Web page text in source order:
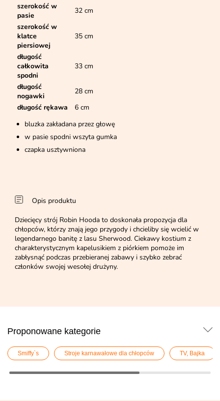
szerokość w
pasie
32 cm
szerokość w
klatce
piersiowej
35 cm
długość
całkowita
spodni
33 cm
długość
nogawki
28 cm
długość rękawa
6 cm
bluzka zakładana przez głowę
w pasie spodni wszyta gumka
czapka usztywniona
Opis produktu
Dziecięcy strój Robin Hooda to doskonała propozycja dla
chłopców, którzy znają jego przygody i chcieliby się wcielić w
legendarnego banitę z lasu Sherwood. Ciekawy kostium z
charakterystycznym kapelusikiem z piórkiem pomoże im
zabłysnąć podczas przebieranej zabawy i szybko zebrać
członków swojej wesołej drużyny.
Proponowane kategorie
Smiffy`s Stroje karnawałowe dla chłopców TV, Bajka